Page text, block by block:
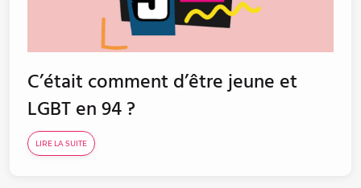
C’était comment d’être jeune et
LGBT en 94 ?
LIRE LA SUITE